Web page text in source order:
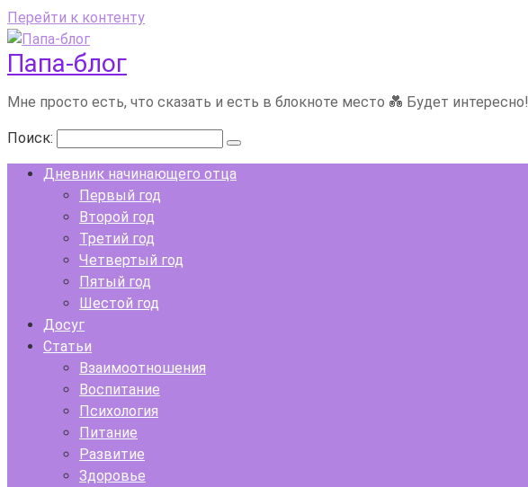
Перейти к контенту
Папа-блог
Мне просто есть, что сказать и есть в блокноте место 💑 Будет интересно!
Поиск:
Дневник начинающего отца
Первый год
Второй год
Третий год
Четвертый год
Пятый год
Шестой год
Досуг
Статьи
Взаимоотношения
Воспитание
Психология
Питание
Развитие
Здоровье